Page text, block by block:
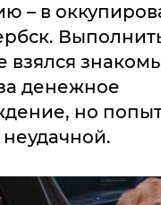
– в
взялся
денежное
но
неудачной.